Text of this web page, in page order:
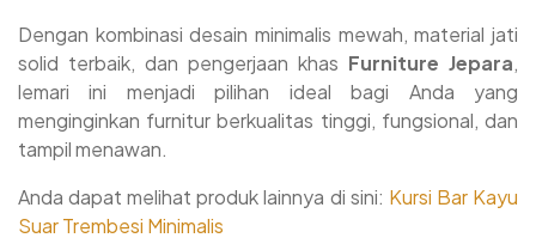
Dengan kombinasi desain minimalis mewah, material jati
solid terbaik, dan pengerjaan khas Furniture Jepara,
lemari ini menjadi pilihan ideal bagi Anda yang
menginginkan furnitur berkualitas tinggi, fungsional, dan
tampil menawan.
Anda dapat melihat produk lainnya di sini: Kursi Bar Kayu
Suar Trembesi Minimalis